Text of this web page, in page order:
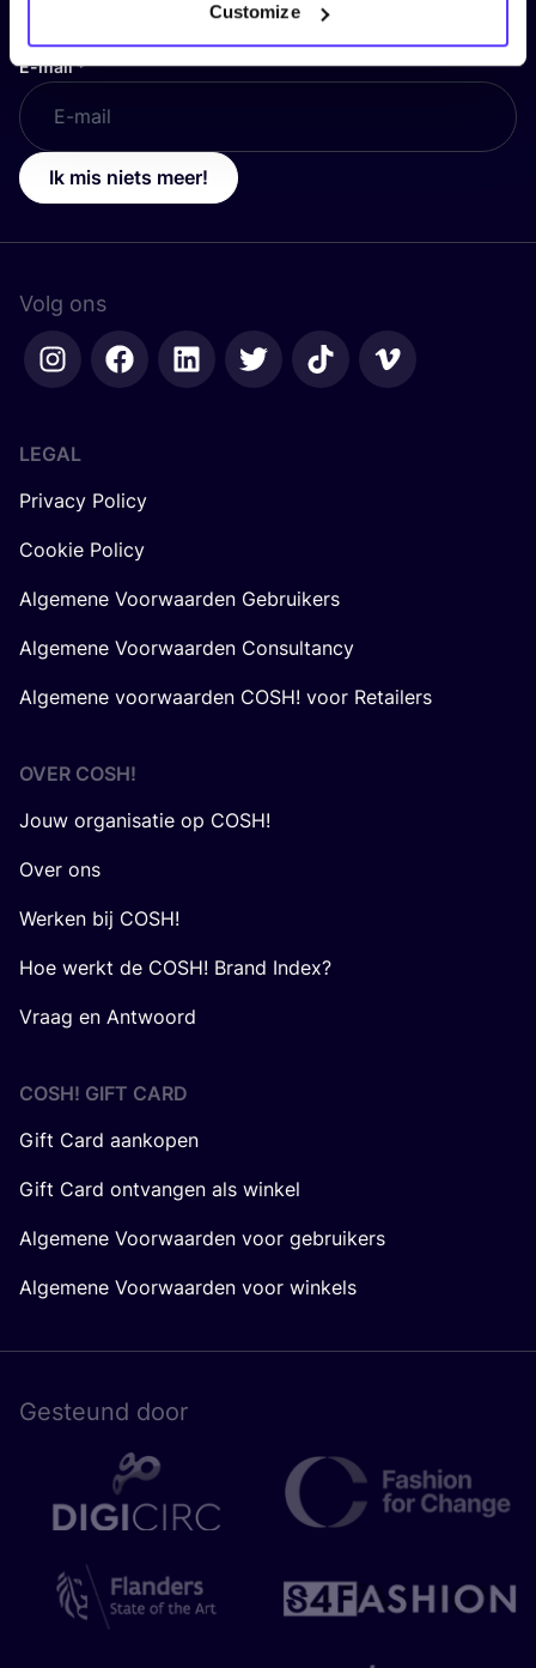
Customize
E-mail*
Ik mis niets meer!
Volg ons
LEGAL
Privacy Policy
Cookie Policy
Algemene Voorwaarden Gebruikers
Algemene Voorwaarden Consultancy
Algemene voorwaarden COSH! voor Retailers
OVER COSH!
Jouw organisatie op COSH!
Over ons
Werken bij COSH!
Hoe werkt de COSH! Brand Index?
Vraag en Antwoord
COSH! GIFT CARD
Gift Card aankopen
Gift Card ontvangen als winkel
Algemene Voorwaarden voor gebruikers
Algemene Voorwaarden voor winkels
Gesteund door